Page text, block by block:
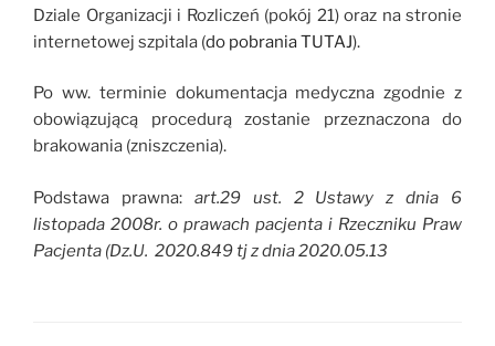
Dziale Organizacji i Rozliczeń (pokój 21) oraz na stronie
internetowej szpitala (do pobrania TUTAJ).
Po ww. terminie dokumentacja medyczna zgodnie z
obowiązującą procedurą zostanie przeznaczona do
brakowania (zniszczenia).
Podstawa prawna: art.29 ust. 2 Ustawy z dnia 6
listopada 2008r. o prawach pacjenta i Rzeczniku Praw
Pacjenta (Dz.U. 2020.849 tj z dnia 2020.05.13